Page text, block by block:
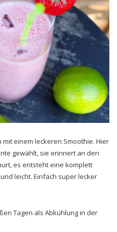
einem leckeren Smoothie. Hier
gewählt, sie erinnert an den
es entsteht eine komplett
leicht. Einfach super lecker
Tagen als Abkühlung in der